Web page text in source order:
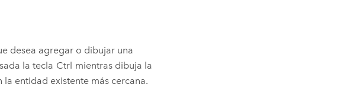
desea agregar o dibujar una
la tecla Ctrl mientras dibuja la
entidad existente más cercana.